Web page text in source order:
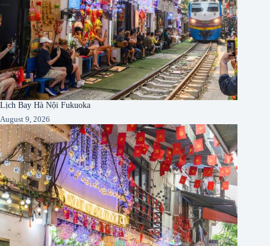
Lịch Bay Hà Nội Fukuoka
August 9, 2026